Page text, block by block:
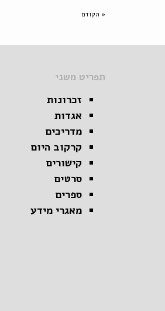
« הקודם
תפריט משני
זכרונות
אגדות
מדריכים
קרקוב היום
קישורים
סרטים
ספרים
מאגרי מידע